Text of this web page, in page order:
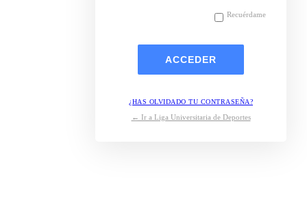
Recuérdame
¿HAS OLVIDADO TU CONTRASEÑA?
← Ir a Liga Universitaria de Deportes